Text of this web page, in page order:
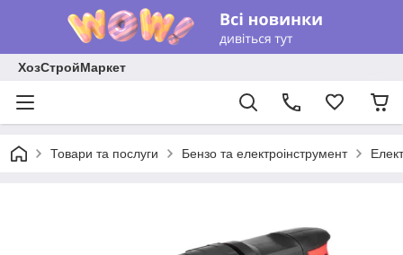
ХозСтройМаркет
Товари та послуги Бензо та електроінструмент